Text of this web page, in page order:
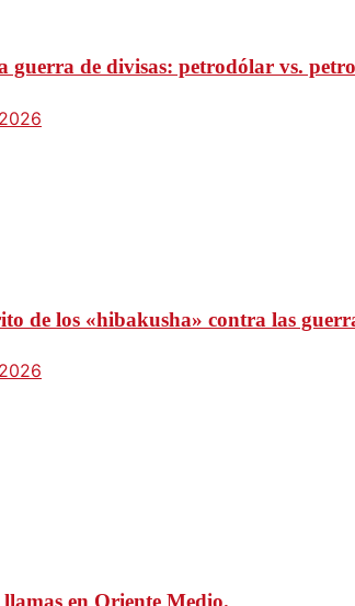
guerra de divisas: petrodólar vs.
de los «hibakusha» contra las
llamas en Oriente Medio.